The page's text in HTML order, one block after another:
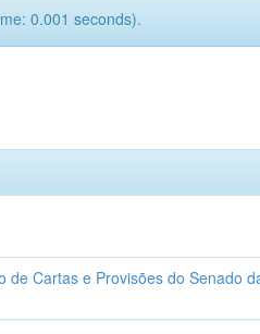
0.001 seconds).
de Cartas e Provisões do Senado